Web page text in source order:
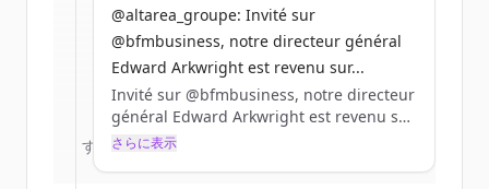
New accounts include trial credits to
get started.
Create Free Account
すでにアカウントをお持ちですか？
@altarea_groupe: Invité sur
@bfmbusiness, notre directeur général
Edward Arkwright est revenu sur...
Invité sur @bfmbusiness, notre directeur
général Edward Arkwright est revenu sur
la stratégie du Groupe, le travail de fond
さらに表示